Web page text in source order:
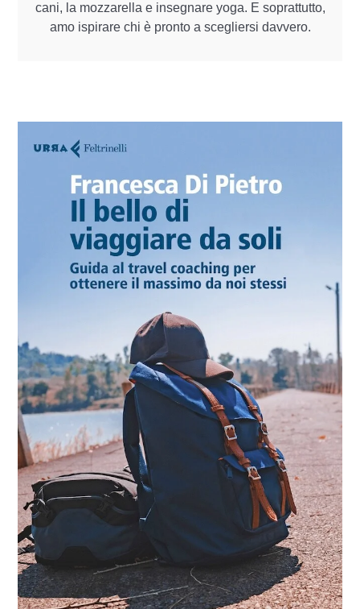
cani, la mozzarella e insegnare yoga. E soprattutto,
amo ispirare chi è pronto a scegliersi davvero.